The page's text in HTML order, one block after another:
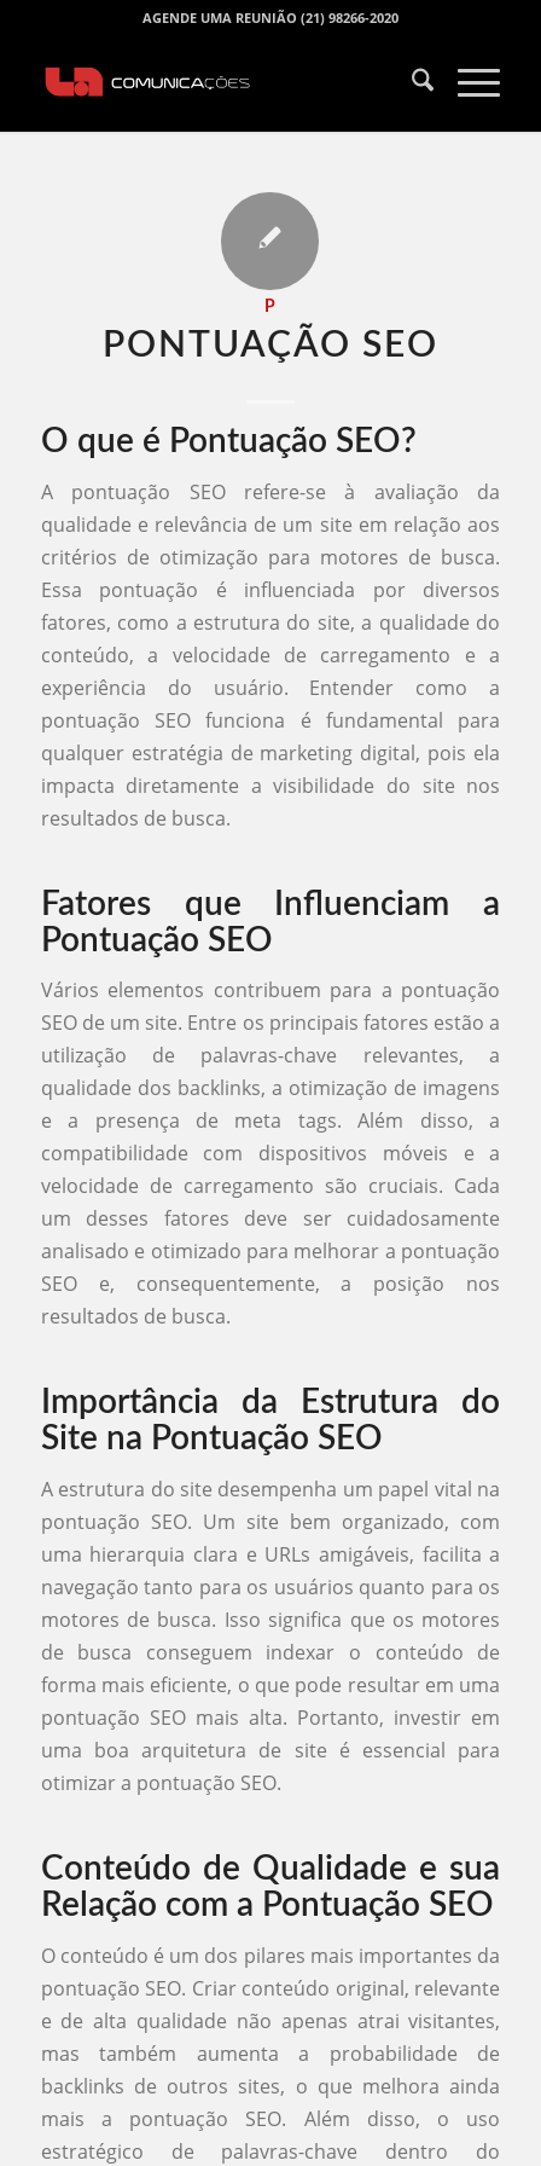
AGENDE UMA REUNIÃO (21) 98266-2020
P
PONTUAÇÃO SEO​
O que é Pontuação SEO?
A pontuação SEO refere-se à avaliação da
qualidade e relevância de um site em relação aos
critérios de otimização para motores de busca.
Essa pontuação é influenciada por diversos
fatores, como a estrutura do site, a qualidade do
conteúdo, a velocidade de carregamento e a
experiência do usuário. Entender como a
pontuação SEO funciona é fundamental para
qualquer estratégia de marketing digital, pois ela
impacta diretamente a visibilidade do site nos
resultados de busca.
Fatores que Influenciam a
Pontuação SEO
Vários elementos contribuem para a pontuação
SEO de um site. Entre os principais fatores estão a
utilização de palavras-chave relevantes, a
qualidade dos backlinks, a otimização de imagens
e a presença de meta tags. Além disso, a
compatibilidade com dispositivos móveis e a
velocidade de carregamento são cruciais. Cada
um desses fatores deve ser cuidadosamente
analisado e otimizado para melhorar a pontuação
SEO e, consequentemente, a posição nos
resultados de busca.
Importância da Estrutura do
Site na Pontuação SEO
A estrutura do site desempenha um papel vital na
pontuação SEO. Um site bem organizado, com
uma hierarquia clara e URLs amigáveis, facilita a
navegação tanto para os usuários quanto para os
motores de busca. Isso significa que os motores
de busca conseguem indexar o conteúdo de
forma mais eficiente, o que pode resultar em uma
pontuação SEO mais alta. Portanto, investir em
uma boa arquitetura de site é essencial para
otimizar a pontuação SEO.
Conteúdo de Qualidade e sua
Relação com a Pontuação SEO
O conteúdo é um dos pilares mais importantes da
pontuação SEO. Criar conteúdo original, relevante
e de alta qualidade não apenas atrai visitantes,
mas também aumenta a probabilidade de
backlinks de outros sites, o que melhora ainda
mais a pontuação SEO. Além disso, o uso
estratégico de palavras-chave dentro do